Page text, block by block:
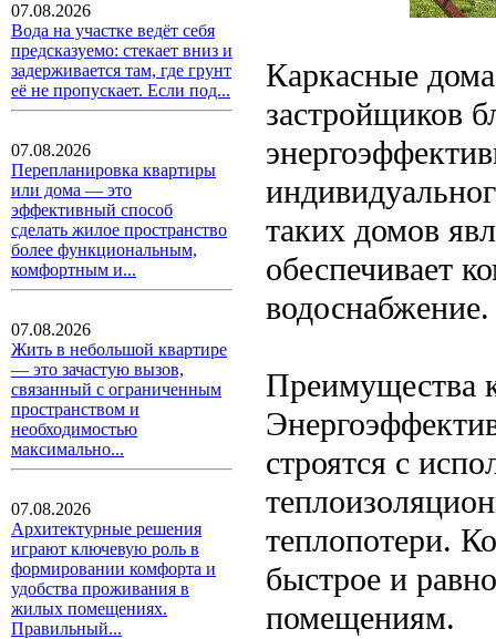
07.08.2026
Вода на участке ведёт себя
предсказуемо: стекает вниз и
задерживается там, где грунт
её не пропускает. Если под...
07.08.2026
Перепланировка квартиры
или дома — это
эффективный способ
сделать жилое пространство
более функциональным,
комфортным и...
07.08.2026
Жить в небольшой квартире
— это зачастую вызов,
связанный с ограниченным
пространством и
необходимостью
максимально...
07.08.2026
Архитектурные решения
играют ключевую роль в
формировании комфорта и
удобства проживания в
жилых помещениях.
Правильный...
Каркасные
застройщиков
таких домов
обеспечивает
водоснабжение.
Преимущества
строятся с
теплопотери.
быстрое и
помещениям.